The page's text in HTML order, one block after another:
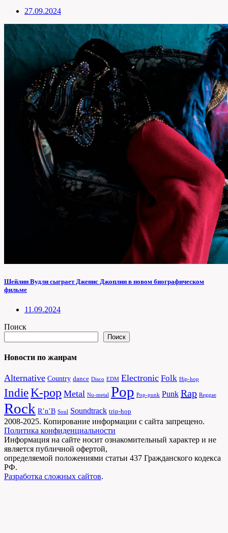
27.09.2024
Шейлин Вудли сыграет Дженис Джоплин в новом биографическом
фильме
11.09.2024
Поиск
Поиск
Новости по жанрам
Alternative Country dance Disco EDM Electronic Folk Hip-hop
IndieK-pop Metal Nu-metal Pop Pop-punk Punk Rap Reggae
Rock R’n’B Soul Soundtrack trip-hop
2008-2025. Копирование информации с сайта запрещено.
Политика конфиденциальности
Информация на сайте носит ознакомительный характер и не
является публичной офертой,
определяемой положениями статьи 437 Гражданского кодекса
РФ.
Разработка сложных сайтов.